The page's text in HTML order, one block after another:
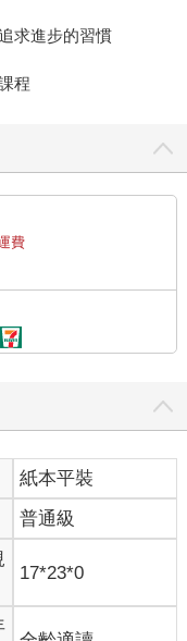
求進步的習慣
程
費
紙本平裝
普通級
17*23*0